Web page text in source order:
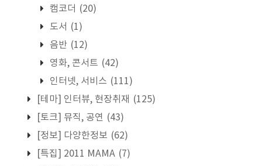
캠코더 (20)
도서 (1)
음반 (12)
영화, 콘서트 (42)
인터넷, 서비스 (111)
[테마] 인터뷰, 현장취재 (125)
[토크] 뮤직, 공연 (43)
[정보] 다양한정보 (62)
[특집] 2011 MAMA (7)